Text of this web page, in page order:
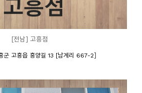
[전남] 고흥점
군 고흥읍 흥양길 13 [남계리 667-2]